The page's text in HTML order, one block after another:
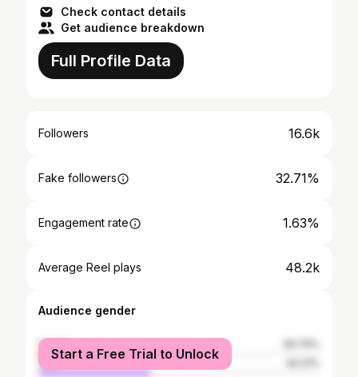
Check contact details
Get audience breakdown
Full Profile Data
Followers 16.6k
Fake followers 32.71%
Engagement rate 1.63%
Average Reel plays 48.2k
Audience gender
female
male
Start a Free Trial to Unlock